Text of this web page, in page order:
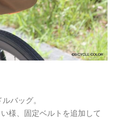
バッグ。
様、固定ベルトを追加して